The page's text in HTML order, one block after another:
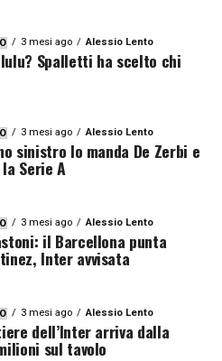
3 mesi ago Alessio Lento
Spalletti ha scelto chi
3 mesi ago Alessio Lento
sinistro lo manda De Zerbi e
Serie A
3 mesi ago Alessio Lento
il Barcellona punta
Inter avvisata
3 mesi ago Alessio Lento
dell’Inter arriva dalla
sul tavolo